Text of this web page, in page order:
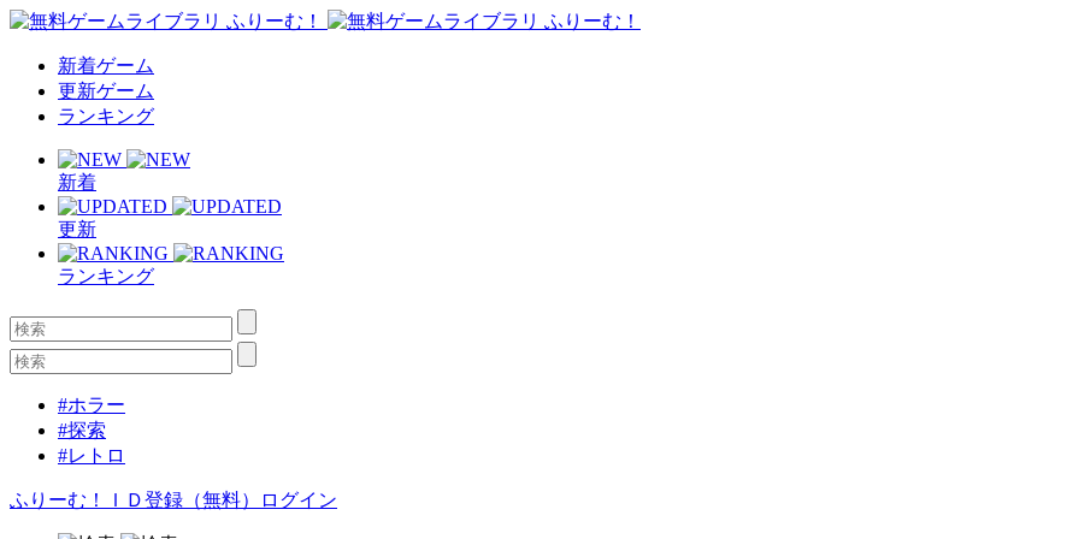
新着ゲーム
更新ゲーム
ランキング
新着
更新
ランキング
#ホラー
#探索
#レトロ
ふりーむ！ＩＤ登録（無料） ログイン